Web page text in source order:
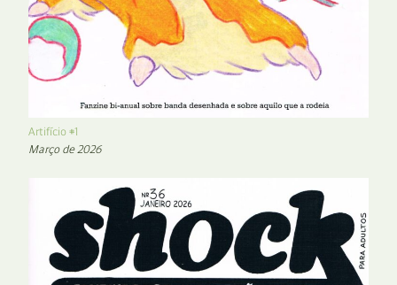
Artifício #1
Março de 2026